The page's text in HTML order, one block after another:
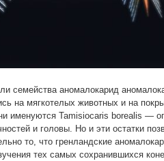
семейства аномалокарид
на мягкотелых животных и на
именуются Tamisiocaris borealis —
и головы. Но и эти остатки
то, что гренландские
тех самых сохранившихся